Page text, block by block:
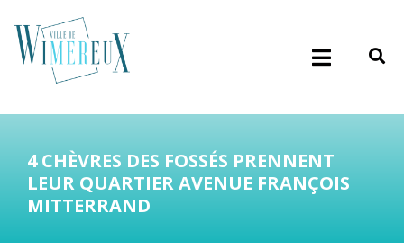
4 CHÈVRES DES FOSSÉS PRENNENT
LEUR QUARTIER AVENUE FRANÇOIS
MITTERRAND